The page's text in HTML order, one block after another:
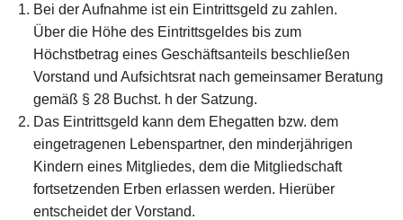
Bei der Aufnahme ist ein Eintrittsgeld zu zahlen.
Über die Höhe des Eintrittsgeldes bis zum
Höchstbetrag eines Geschäftsanteils beschließen
Vorstand und Aufsichtsrat nach gemeinsamer Beratung
gemäß § 28 Buchst. h der Satzung.
Das Eintrittsgeld kann dem Ehegatten bzw. dem
eingetragenen Lebenspartner, den minderjährigen
Kindern eines Mitgliedes, dem die Mitgliedschaft
fortsetzenden Erben erlassen werden. Hierüber
entscheidet der Vorstand.